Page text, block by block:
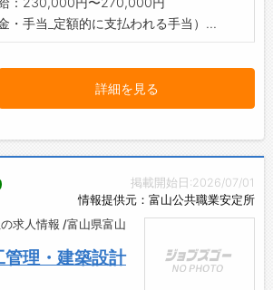
金・手当_定額的に支払われる手当）...
詳細を見る
掲載開始日:2026/07/01
情報提供元：富山公共職業安定所
求人情報 /富山県富山
管理・建築設計